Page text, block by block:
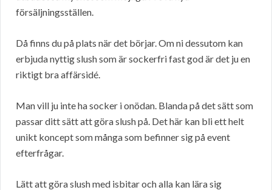
försäljningsställen.
Då finns du på plats när det börjar. Om ni dessutom kan
erbjuda nyttig slush som är sockerfri fast god är det ju en
riktigt bra affärsidé.
Man vill ju inte ha socker i onödan. Blanda på det sätt som
passar ditt sätt att göra slush på. Det här kan bli ett helt
unikt koncept som många som befinner sig på event
efterfrågar.
Lätt att göra slush med isbitar och alla kan lära sig